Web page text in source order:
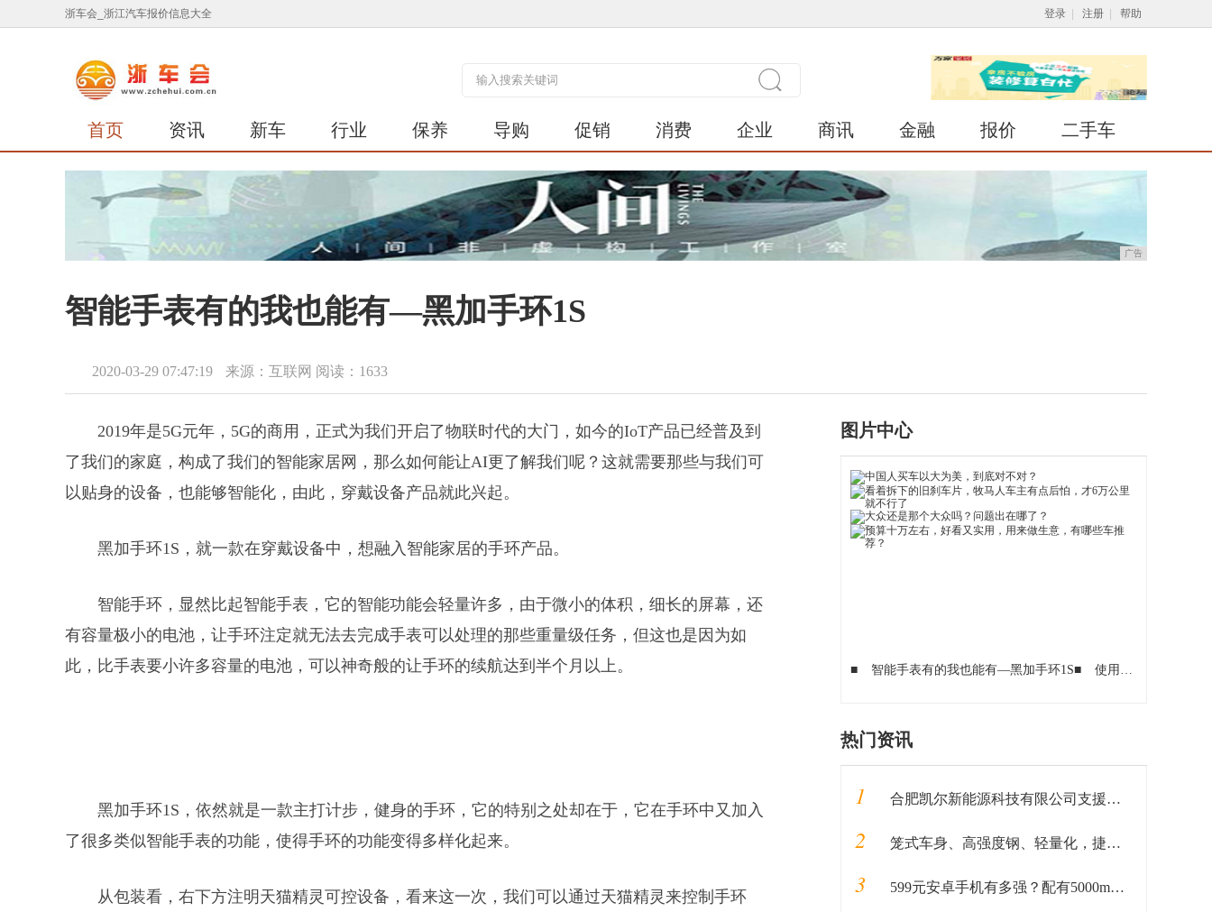
浙车会_浙江汽车报价信息大全 登录 注册 帮助
首页 资讯 新车 行业 保养 导购 促销 消费 企业 商讯 金融 报价 二手车
广告
智能手表有的我也能有—黑加手环1S
2020-03-29 07:47:19 来源：互联网 阅读：1633
2019年是5G元年，5G的商用，正式为我们开启了物联时代的大门，如今的IoT产品已经普及到
了我们的家庭，构成了我们的智能家居网，那么如何能让AI更了解我们呢？这就需要那些与我们可
以贴身的设备，也能够智能化，由此，穿戴设备产品就此兴起。
黑加手环1S，就一款在穿戴设备中，想融入智能家居的手环产品。
智能手环，显然比起智能手表，它的智能功能会轻量许多，由于微小的体积，细长的屏幕，还
有容量极小的电池，让手环注定就无法去完成手表可以处理的那些重量级任务，但这也是因为如
此，比手表要小许多容量的电池，可以神奇般的让手环的续航达到半个月以上。
黑加手环1S，依然就是一款主打计步，健身的手环，它的特别之处却在于，它在手环中又加入
了很多类似智能手表的功能，使得手环的功能变得多样化起来。
从包装看，右下方注明天猫精灵可控设备，看来这一次，我们可以通过天猫精灵来控制手环
图片中心
■ 智能手表有的我也能有—黑加手环1S■ 使用C++实现一套简单的状态机模型——原理解析
热门资讯
1 合肥凯尔新能源科技有限公司支援武汉加油
2 笼式车身、高强度钢、轻量化，捷途X95的安全之“道”
3 599元安卓手机有多强？配有5000mAh电池，支持18W快充